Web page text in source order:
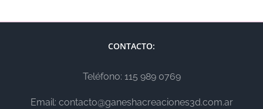
CONTACTO:
Teléfono: 115 989 0769
Email: contacto@ganeshacreaciones3d.com.ar